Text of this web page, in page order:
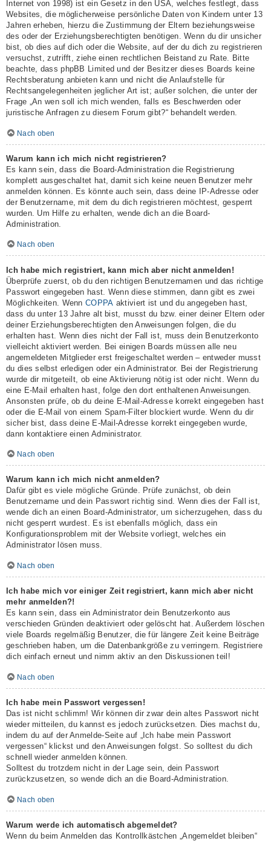
Internet von 1998) ist ein Gesetz in den USA, welches festlegt, dass
Websites, die möglicherweise persönliche Daten von Kindern unter 13
Jahren erheben, hierzu die Zustimmung der Eltern beziehungsweise
des oder der Erziehungsberechtigten benötigen. Wenn du dir unsicher
bist, ob dies auf dich oder die Website, auf der du dich zu registrieren
versuchst, zutrifft, ziehe einen rechtlichen Beistand zu Rate. Bitte
beachte, dass phpBB Limited und der Besitzer dieses Boards keine
Rechtsberatung anbieten kann und nicht die Anlaufstelle für
Rechtsangelegenheiten jeglicher Art ist; außer solchen, die unter der
Frage „An wen soll ich mich wenden, falls es Beschwerden oder
juristische Anfragen zu diesem Forum gibt?“ behandelt werden.
Nach oben
Warum kann ich mich nicht registrieren?
Es kann sein, dass die Board-Administration die Registrierung
komplett ausgeschaltet hat, damit sich keine neuen Benutzer mehr
anmelden können. Es könnte auch sein, dass deine IP-Adresse oder
der Benutzername, mit dem du dich registrieren möchtest, gesperrt
wurden. Um Hilfe zu erhalten, wende dich an die Board-
Administration.
Nach oben
Ich habe mich registriert, kann mich aber nicht anmelden!
Überprüfe zuerst, ob du den richtigen Benutzernamen und das richtige
Passwort eingegeben hast. Wenn diese stimmen, dann gibt es zwei
Möglichkeiten. WennCOPPA aktiviert ist und du angegeben hast,
dass du unter 13 Jahre alt bist, musst du bzw. einer deiner Eltern oder
deiner Erziehungsberechtigten den Anweisungen folgen, die du
erhalten hast. Wenn dies nicht der Fall ist, muss dein Benutzerkonto
vielleicht aktiviert werden. Bei einigen Boards müssen alle neu
angemeldeten Mitglieder erst freigeschaltet werden – entweder musst
du dies selbst erledigen oder ein Administrator. Bei der Registrierung
wurde dir mitgeteilt, ob eine Aktivierung nötig ist oder nicht. Wenn du
eine E-Mail erhalten hast, folge den dort enthaltenen Anweisungen.
Ansonsten prüfe, ob du deine E-Mail-Adresse korrekt eingegeben hast
oder die E-Mail von einem Spam-Filter blockiert wurde. Wenn du dir
sicher bist, dass deine E-Mail-Adresse korrekt eingegeben wurde,
dann kontaktiere einen Administrator.
Nach oben
Warum kann ich mich nicht anmelden?
Dafür gibt es viele mögliche Gründe. Prüfe zunächst, ob dein
Benutzername und dein Passwort richtig sind. Wenn dies der Fall ist,
wende dich an einen Board-Administrator, um sicherzugehen, dass du
nicht gesperrt wurdest. Es ist ebenfalls möglich, dass ein
Konfigurationsproblem mit der Website vorliegt, welches ein
Administrator lösen muss.
Nach oben
Ich habe mich vor einiger Zeit registriert, kann mich aber nicht
mehr anmelden?!
Es kann sein, dass ein Administrator dein Benutzerkonto aus
verschieden Gründen deaktiviert oder gelöscht hat. Außerdem löschen
viele Boards regelmäßig Benutzer, die für längere Zeit keine Beiträge
geschrieben haben, um die Datenbankgröße zu verringern. Registriere
dich einfach erneut und nimm aktiv an den Diskussionen teil!
Nach oben
Ich habe mein Passwort vergessen!
Das ist nicht schlimm! Wir können dir zwar dein altes Passwort nicht
wieder mitteilen, du kannst es jedoch zurücksetzen. Dies machst du,
indem du auf der Anmelde-Seite auf „Ich habe mein Passwort
vergessen“ klickst und den Anweisungen folgst. So solltest du dich
schnell wieder anmelden können.
Solltest du trotzdem nicht in der Lage sein, dein Passwort
zurückzusetzen, so wende dich an die Board-Administration.
Nach oben
Warum werde ich automatisch abgemeldet?
Wenn du beim Anmelden das Kontrollkästchen „Angemeldet bleiben“